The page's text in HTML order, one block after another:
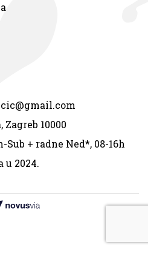
10000
Sub + radne Ned*, 08-16h
u 2024.